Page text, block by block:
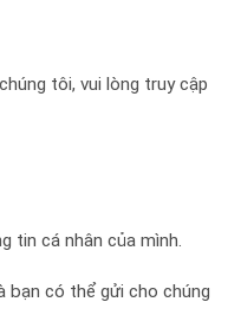
tôi, vui lòng truy cập
tin cá nhân của mình.
bạn có thể gửi cho chúng